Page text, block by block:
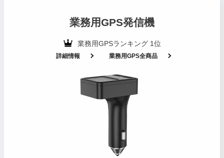
業務用GPS発信機
業務用GPSランキング 1位
詳細情報 業務用GPS全商品